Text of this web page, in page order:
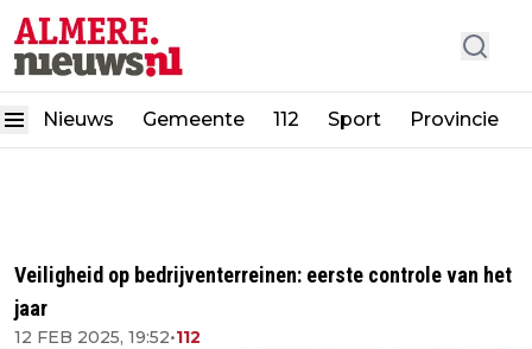
Nieuws Gemeente 112 Sport Provincie
Veiligheid op bedrijventerreinen: eerste controle van het
jaar
12 FEB 2025, 19:52•112